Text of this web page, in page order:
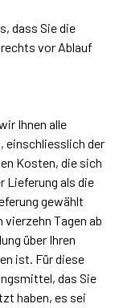
dass Sie die
vor Ablauf
Ihnen alle
einschliesslich der
Kosten, die sich
Lieferung als die
gewählt
Tagen ab
über Ihren
ist. Für diese
das Sie
haben, es sei